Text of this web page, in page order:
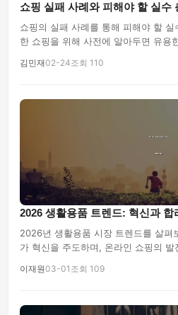
쇼핑 실패 사례와 피해야 할 실수
쇼핑의 실패 사례를 통해 피해야 할
한 쇼핑을 위해 사전에 알아두면 유용
김민재02-24조회 110
2026 생활용품 트렌드: 혁신과 합
2026년 생활용품 시장 트렌드를 살펴
가 혁신을 주도하며, 온라인 쇼핑의
이재원03-01 조회 109